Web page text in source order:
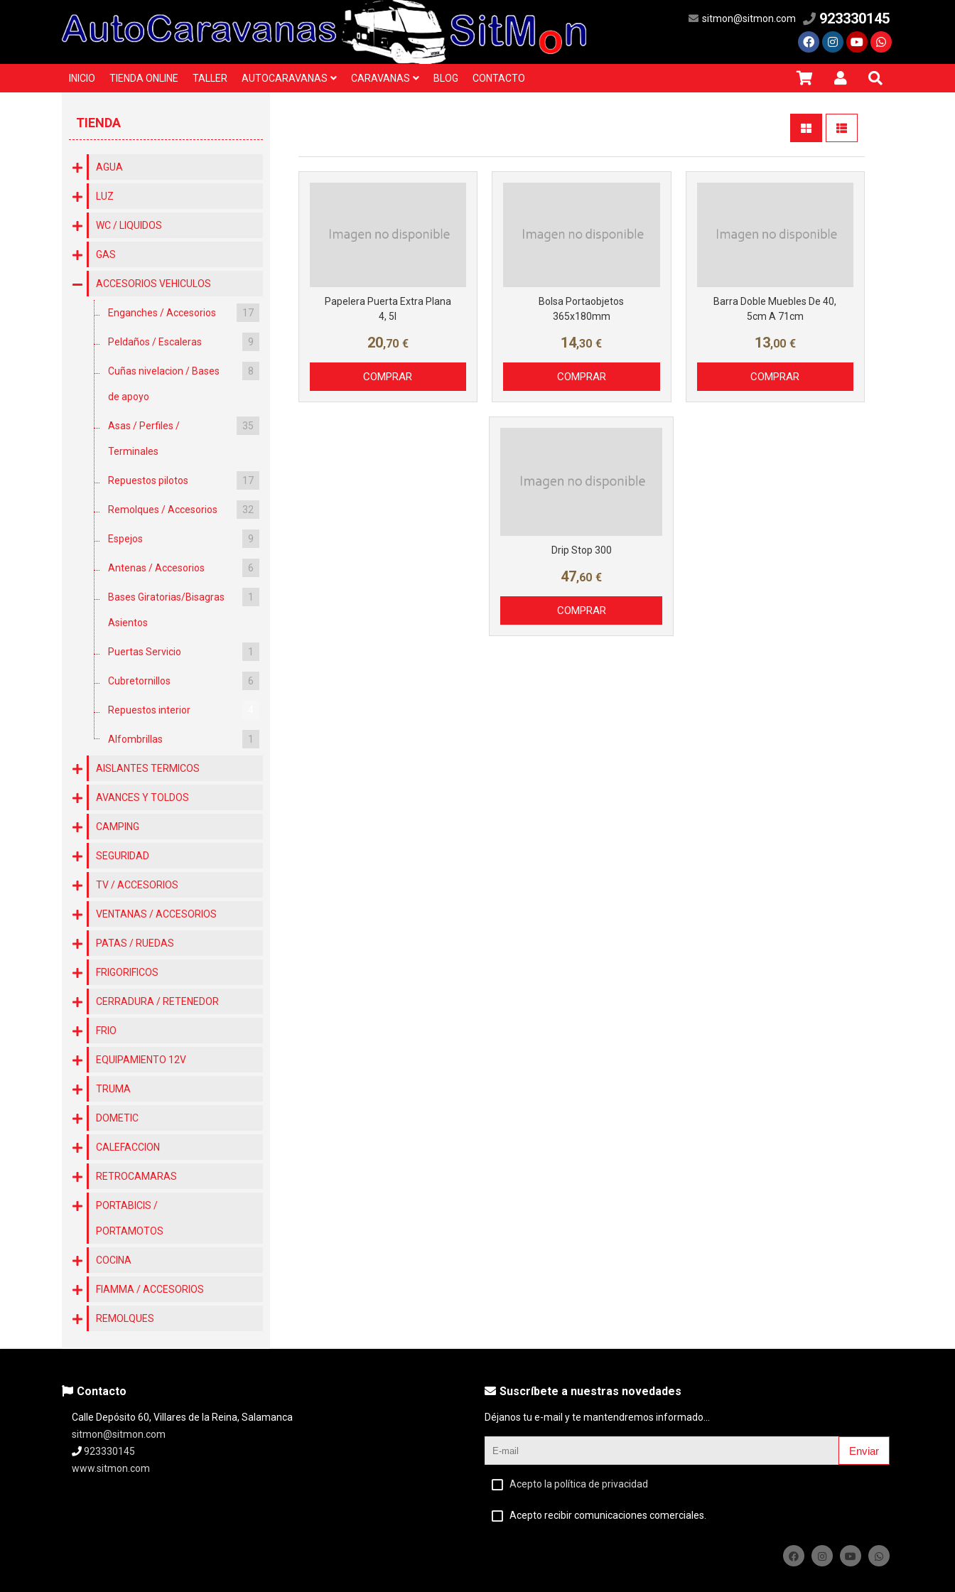
sitmon@sitmon.com 923330145
INICIO TIENDA ONLINE TALLER AUTOCARAVANAS CARAVANAS BLOG CONTACTO
TIENDA
AGUA
LUZ
WC / LIQUIDOS
GAS
ACCESORIOS VEHICULOS
Enganches / Accesorios 17
Peldaños / Escaleras 9
Cuñas nivelacion / Bases
de apoyo
8
Asas / Perfiles /
Terminales
35
Repuestos pilotos 17
Remolques / Accesorios 32
Espejos 9
Antenas / Accesorios 6
Bases Giratorias/Bisagras
Asientos
1
Puertas Servicio 1
Cubretornillos 6
Repuestos interior
Alfombrillas 1
AISLANTES TERMICOS
AVANCES Y TOLDOS
CAMPING
SEGURIDAD
TV / ACCESORIOS
VENTANAS / ACCESORIOS
PATAS / RUEDAS
FRIGORIFICOS
CERRADURA / RETENEDOR
FRIO
EQUIPAMIENTO 12V
TRUMA
DOMETIC
CALEFACCION
RETROCAMARAS
PORTABICIS /
PORTAMOTOS
COCINA
FIAMMA / ACCESORIOS
REMOLQUES
Papelera Puerta Extra Plana
4, 5l
20,70 €
COMPRAR
Bolsa Portaobjetos
365x180mm
14,30 €
COMPRAR
Barra Doble Muebles De 40,
5cm A 71cm
13,00 €
COMPRAR
Drip Stop 300
47,60 €
COMPRAR
Contacto
Calle Depósito 60, Villares de la Reina, Salamanca
sitmon@sitmon.com
923330145
www.sitmon.com
Suscríbete a nuestras novedades
Déjanos tu e-mail y te mantendremos informado...
Enviar
Acepto la política de privacidad
Acepto recibir comunicaciones comerciales.